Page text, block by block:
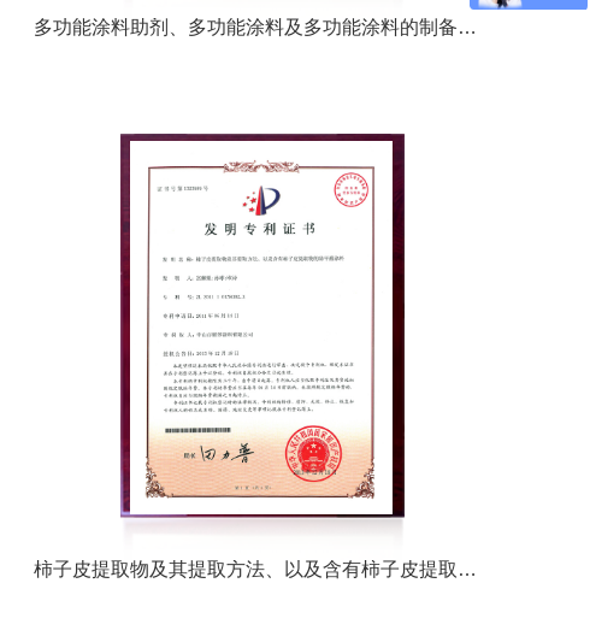
多功能涂料助剂、多功能涂料及多功能涂料的制备方法
柿子皮提取物及其提取方法、以及含有柿子皮提取物的除甲醛涂料